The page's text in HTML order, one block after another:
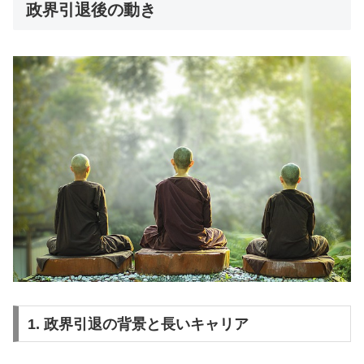
政界引退後の動き
1. 政界引退の背景と長いキャリア